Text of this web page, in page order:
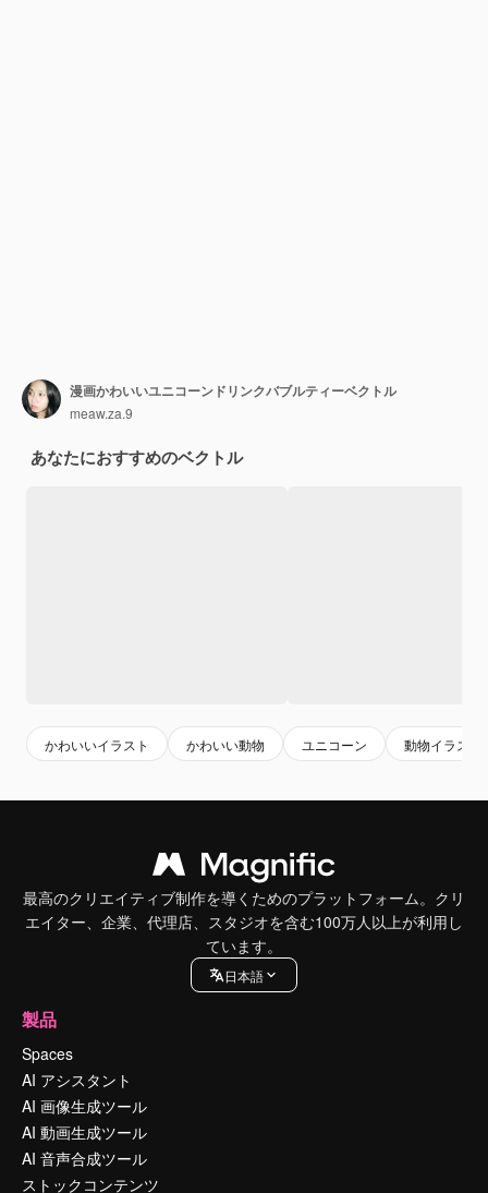
漫画かわいいユニコーンドリンクバブルティーベクトル
meaw.za.9
あなたにおすすめのベクトル
かわいいイラスト かわいい動物 ユニコーン 動物イラスト
最高のクリエイティブ制作を導くためのプラットフォーム。クリ
エイター、企業、代理店、スタジオを含む100万人以上が利用し
ています。
日本語
製品
Spaces
AI アシスタント
AI 画像生成ツール
AI 動画生成ツール
AI 音声合成ツール
ストックコンテンツ